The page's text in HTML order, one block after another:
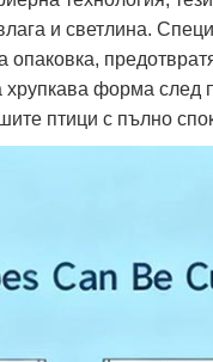
и светлина.
форма
птици с пълно